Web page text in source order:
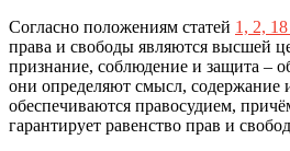
Согласно положениям статей 1, 2,
права и свободы являются высшей
признание, соблюдение и защита –
они определяют смысл, содержание
обеспечиваются правосудием,
гарантирует равенство прав и